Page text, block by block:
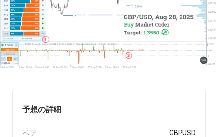
予想の詳細
ペア GBPUSD